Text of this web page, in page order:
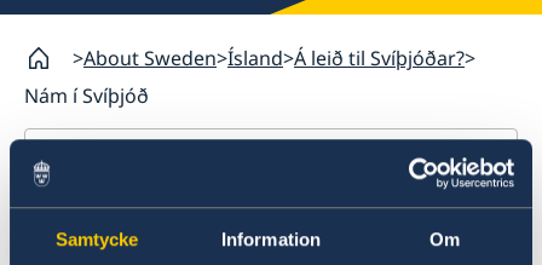
Samtycke Information Om
About Sweden Ísland Á leið til Svíþjóðar?
Nám í Svíþjóð
Ísland
Á leið til Svíþjóðar?
Nám í Svíþjóð